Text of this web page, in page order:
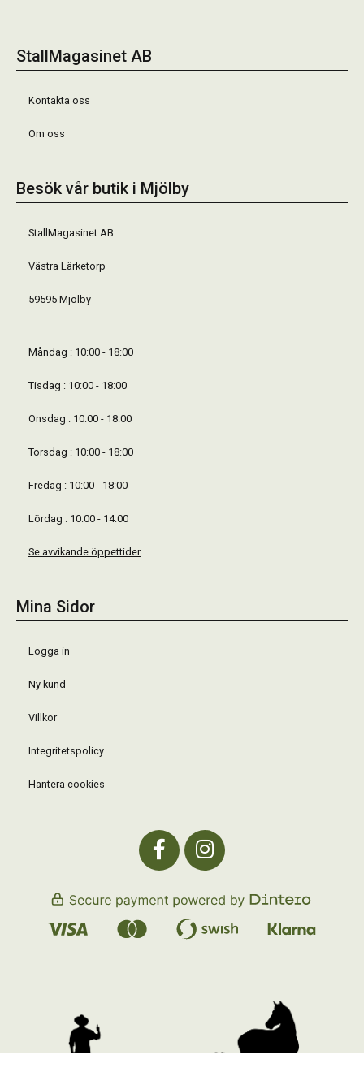
StallMagasinet AB
Kontakta oss
Om oss
Besök vår butik i Mjölby
StallMagasinet AB
Västra Lärketorp
59595 Mjölby
Måndag : 10:00 - 18:00
Tisdag : 10:00 - 18:00
Onsdag : 10:00 - 18:00
Torsdag : 10:00 - 18:00
Fredag : 10:00 - 18:00
Lördag : 10:00 - 14:00
Se avvikande öppettider
Mina Sidor
Logga in
Ny kund
Villkor
Integritetspolicy
Hantera cookies